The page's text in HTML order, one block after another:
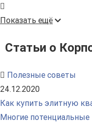
Показать ещё
Статьи о
Полезные советы
24.12.2020
Как купить элитную
Многие потенциальные